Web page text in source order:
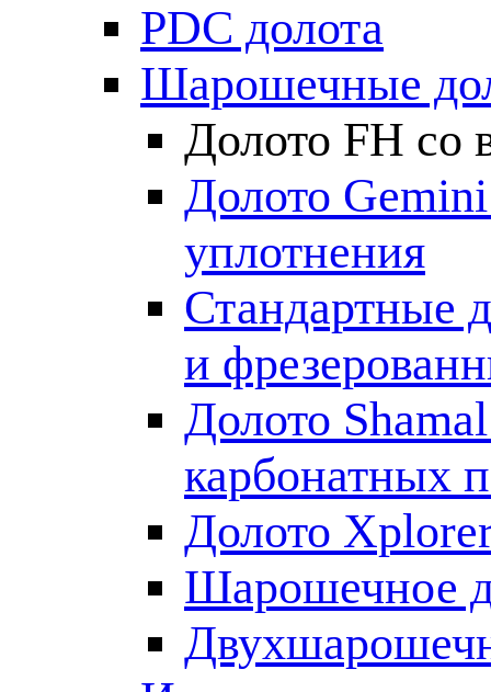
PDC долота
Шарошечные
Долото FH со
Долото
уплотнения
Стандартные
и
Долото
карбонатных
Долото
Шарошечное